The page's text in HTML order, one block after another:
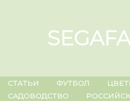
СТАТЬИ ФУТБОЛ
САДОВОДСТВО